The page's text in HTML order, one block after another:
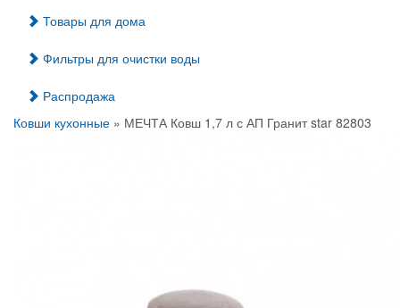
Товары для дома
Фильтры для очистки воды
Распродажа
Ковши кухонные » МЕЧТА Ковш 1,7 л с АП Гранит star 82803